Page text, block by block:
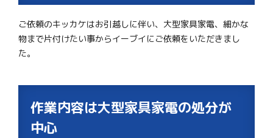
ご依頼のキッカケはお引越しに伴い、大型家具家電、細かな
物まで片付けたい事からイーブイにご依頼をいただきまし
た。
作業内容は大型家具家電の処分が
中心